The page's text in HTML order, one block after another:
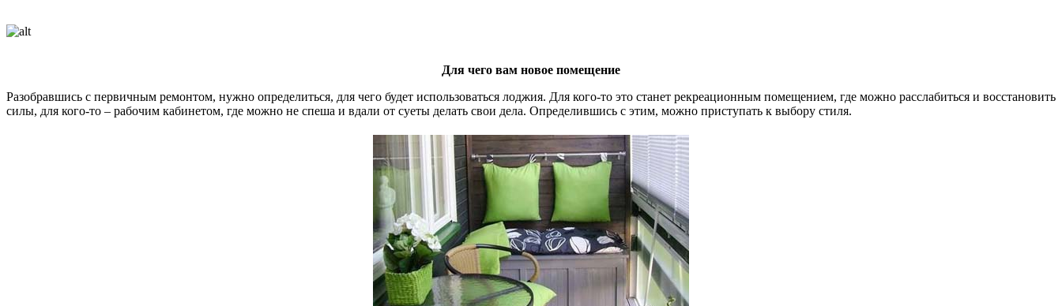
Для чего вам новое помещение
Разобравшись с первичным ремонтом, нужно определиться, для чего будет использоваться лоджия. Для кого-то это станет рекреационным помещением, где можно расслабиться и восстановить
силы, для кого-то – рабочим кабинетом, где можно не спеша и вдали от суеты делать свои дела. Определившись с этим, можно приступать к выбору стиля.